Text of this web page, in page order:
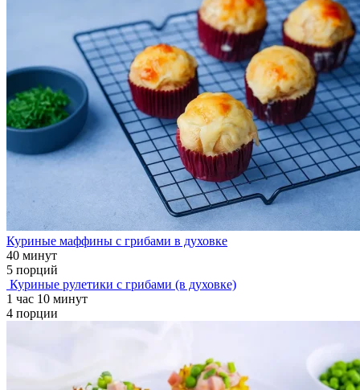
Куриные маффины с грибами в духовке
40 минут
5 порций
Куриные рулетики с грибами (в духовке)
1 час 10 минут
4 порции